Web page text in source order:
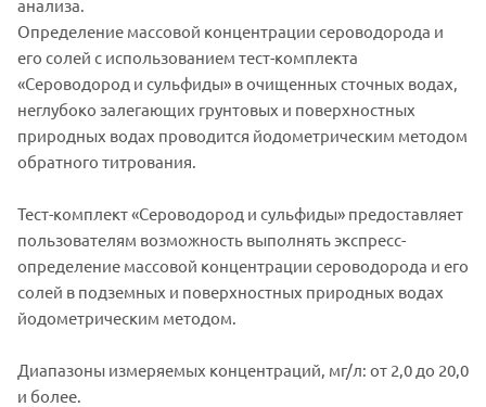
анализа.
Определение массовой концентрации сероводорода и
его солей с использованием тест-комплекта
«Сероводород и сульфиды» в очищенных сточных водах,
неглубоко залегающих грунтовых и поверхностных
природных водах проводится йодометрическим методом
обратного титрования.
Тест-комплект «Сероводород и сульфиды» предоставляет
пользователям возможность выполнять экспресс-
определение массовой концентрации сероводорода и его
солей в подземных и поверхностных природных водах
йодометрическим методом.
Диапазоны измеряемых концентраций, мг/л: от 2,0 до 20,0
и более.